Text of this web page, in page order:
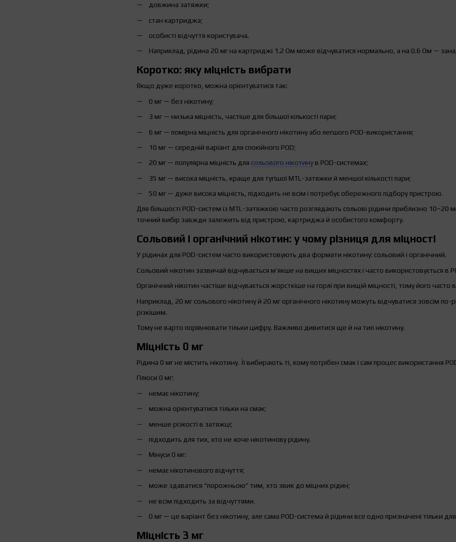
довжина затяжки;
стан картриджа;
особисті відчуття користувача.
Наприклад, рідина 20 мг на картриджі 1.2 Ом може відчуватися нормально, а на 0.6 Ом —
Коротко: яку міцність вибрати
Якщо дуже коротко, можна орієнтуватися так:
0 мг — без нікотину;
3 мг — низька міцність, частіше для більшої кількості пари;
6 мг — помірна міцність для органічного нікотину або легшого POD-використання;
10 мг — середній варіант для спокійного POD;
20 мг — популярна міцність для сольового нікотину в POD-системах;
35 мг — висока міцність, краще для тугішої MTL-затяжки й меншої кількості пари;
50 мг — дуже висока міцність, підходить не всім і потребує обережного підбору пристрою.
Для більшості POD-систем із MTL-затяжкою часто розглядають сольові рідини приблизно 10–20
точний вибір завжди залежить від пристрою, картриджа й особистого комфорту.
Сольовий і органічний нікотин: у чому різниця для міцності
У рідинах для POD-систем часто використовують два формати нікотину: сольовий і органічний.
Сольовий нікотин зазвичай відчувається м’якше на вищих міцностях і часто використовується в
Органічний нікотин частіше відчувається жорсткіше на горлі при вищій міцності, тому його
Наприклад, 20 мг сольового нікотину й 20 мг органічного нікотину можуть відчуватися зовсім
різкішим.
Тому не варто порівнювати тільки цифру. Важливо дивитися ще й на тип нікотину.
Міцність 0 мг
Рідина 0 мг не містить нікотину. Її вибирають ті, кому потрібен смак і сам процес використання
Плюси 0 мг:
немає нікотину;
можна орієнтуватися тільки на смак;
менше різкості в затяжці;
підходить для тих, хто не хоче нікотинову рідину.
Мінуси 0 мг:
немає нікотинового відчуття;
може здаватися “порожньою” тим, хто звик до міцних рідин;
не всім підходить за відчуттями.
0 мг — це варіант без нікотину, але сама POD-система й рідини все одно призначені тільки для
Міцність 3 мг